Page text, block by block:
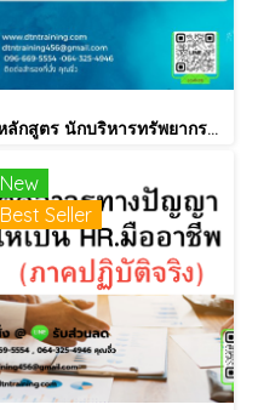
หลักสูตร นักบริหารทรัพยากรบุคคลมือใหม่ (HR New Comer)
New
Best Seller